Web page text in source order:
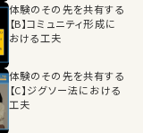
体験のその先を共有する
【B】コミュニティ形成に
おける工夫
体験のその先を共有する
【C】ジグソー法における
工夫